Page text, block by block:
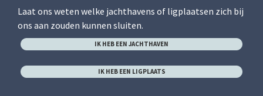
Laat ons weten welke jachthavens of ligplaatsen zich bij
ons aan zouden kunnen sluiten.
IK HEB EEN JACHTHAVEN
IK HEB EEN LIGPLAATS